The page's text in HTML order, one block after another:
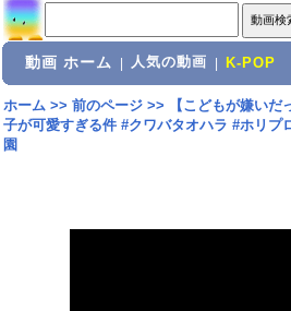
動画 ホーム 人気の動画 K-POP
ホーム>> 前のページ>>
【こどもが嫌いだ
子が可愛すぎる件 #クワバタオハラ #ホリプ
園